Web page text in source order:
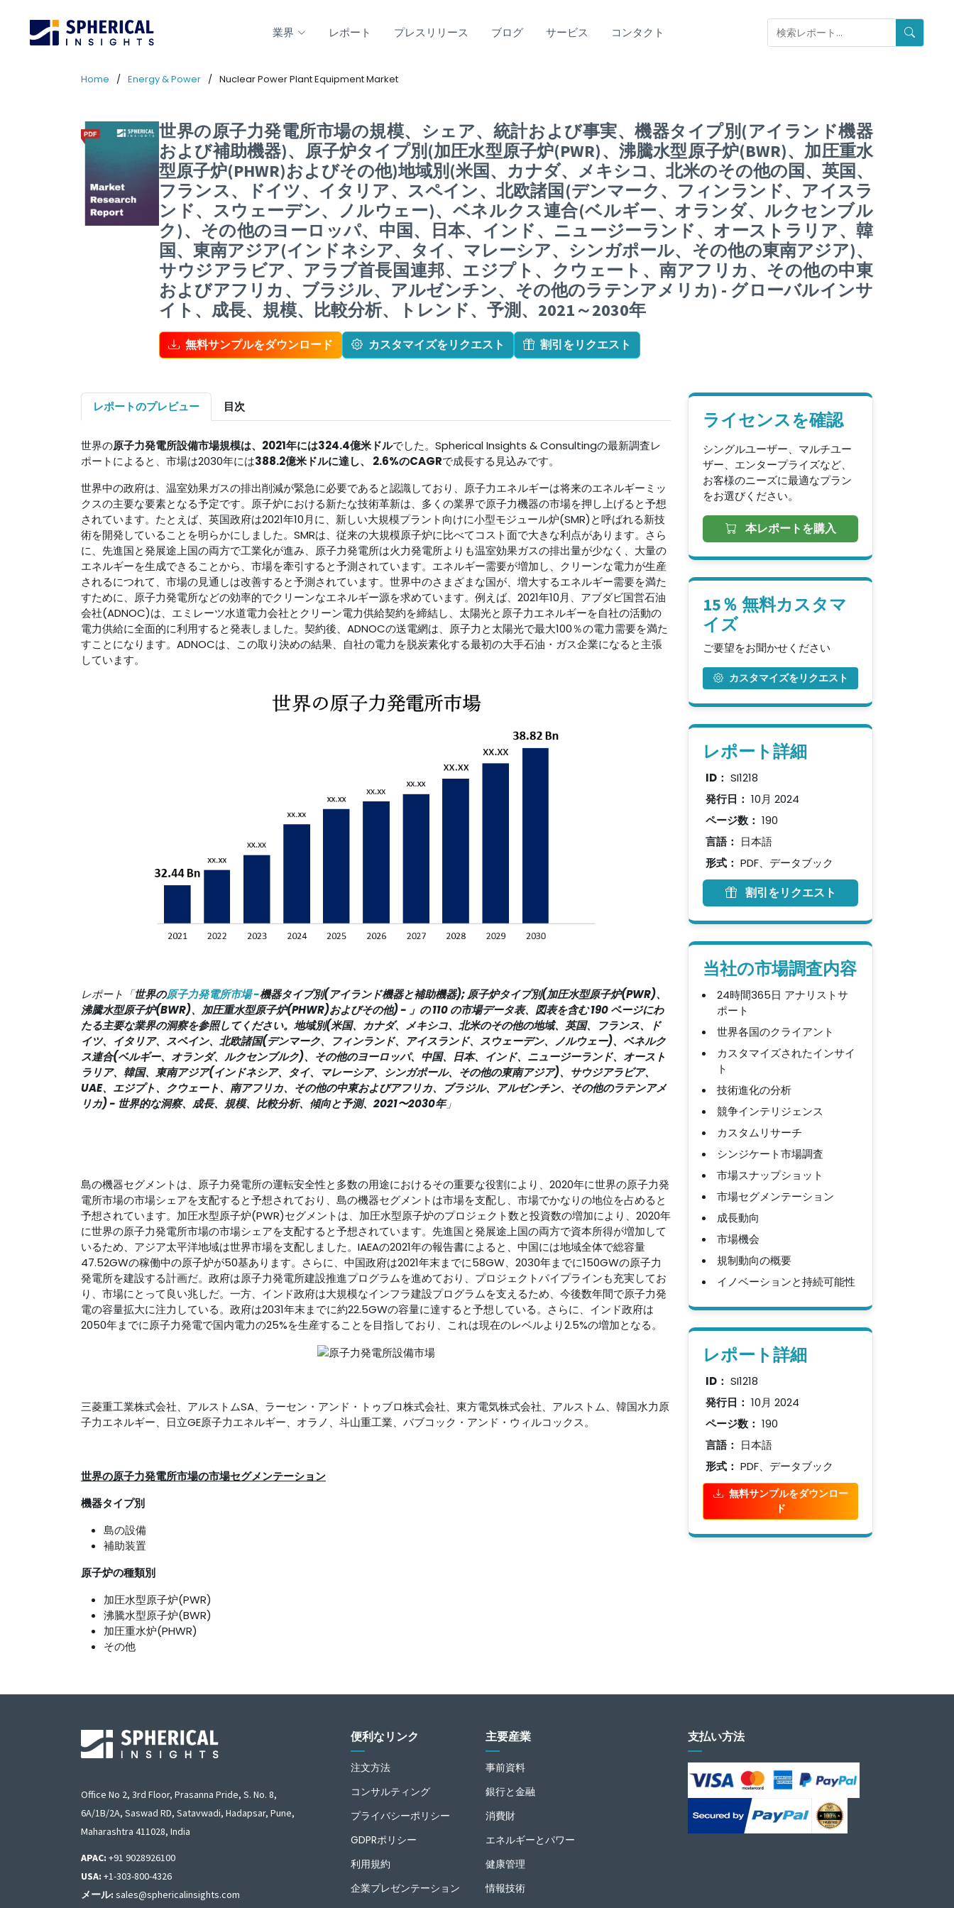
業界 レポート プレスリリース ブログ サービス コンタクト
Home Energy & Power Nuclear Power Plant Equipment Market
世界の原子力発電所市場の規模、シェア、統計および事実、機器タイプ別(アイランド機器
および補助機器)、原子炉タイプ別(加圧水型原子炉(PWR)、沸騰水型原子炉(BWR)、加圧重水
型原子炉(PHWR)およびその他)地域別(米国、カナダ、メキシコ、北米のその他の国、英国、
フランス、ドイツ、イタリア、スペイン、北欧諸国(デンマーク、フィンランド、アイスラ
ンド、スウェーデン、ノルウェー)、ベネルクス連合(ベルギー、オランダ、ルクセンブル
ク)、その他のヨーロッパ、中国、日本、インド、ニュージーランド、オーストラリア、韓
国、東南アジア(インドネシア、タイ、マレーシア、シンガポール、その他の東南アジア)、
サウジアラビア、アラブ首長国連邦、エジプト、クウェート、南アフリカ、その他の中東
およびアフリカ、ブラジル、アルゼンチン、その他のラテンアメリカ) - グローバルインサ
イト、成長、規模、比較分析、トレンド、予測、2021～2030年
無料サンプルをダウンロード カスタマイズをリクエスト 割引をリクエスト
レポートのプレビュー 目次
世界の原子力発電所設備市場規模は、2021年には324.4億米ドルでした。Spherical Insights & Consultingの最新調査レ
ポートによると、市場は2030年には388.2億米ドルに達し、 2.6%のCAGRで成長する見込みです。
世界中の政府は、温室効果ガスの排出削減が緊急に必要であると認識しており、原子力エネルギーは将来のエネルギーミッ
クスの主要な要素となる予定です。原子炉における新たな技術革新は、多くの業界で原子力機器の市場を押し上げると予想
されています。たとえば、英国政府は2021年10月に、新しい大規模プラント向けに小型モジュール炉(SMR)と呼ばれる新技
術を開発していることを明らかにしました。SMRは、従来の大規模原子炉に比べてコスト面で大きな利点があります。さら
に、先進国と発展途上国の両方で工業化が進み、原子力発電所は火力発電所よりも温室効果ガスの排出量が少なく、大量の
エネルギーを生成できることから、市場を牽引すると予測されています。エネルギー需要が増加し、クリーンな電力が生産
されるにつれて、市場の見通しは改善すると予測されています。世界中のさまざまな国が、増大するエネルギー需要を満た
すために、原子力発電所などの効率的でクリーンなエネルギー源を求めています。例えば、2021年10月、アブダビ国営石油
会社(ADNOC)は、エミレーツ水道電力会社とクリーン電力供給契約を締結し、太陽光と原子力エネルギーを自社の活動の
電力供給に全面的に利用すると発表しました。契約後、ADNOCの送電網は、原子力と太陽光で最大100％の電力需要を満た
すことになります。ADNOCは、この取り決めの結果、自社の電力を脱炭素化する最初の大手石油・ガス企業になると主張
しています。
レポート「世界の原子力発電所市場 -機器タイプ別(アイランド機器と補助機器); 原子炉タイプ別(加圧水型原子炉(PWR)、
沸騰水型原子炉(BWR)、加圧重水型原子炉(PHWR)およびその他) - 」の 110 の市場データ表、図表を含む 190 ページにわ
たる主要な業界の洞察を参照してください。地域別(米国、カナダ、メキシコ、北米のその他の地域、英国、フランス、ド
イツ、イタリア、スペイン、北欧諸国(デンマーク、フィンランド、アイスランド、スウェーデン、ノルウェー)、ベネルク
ス連合(ベルギー、オランダ、ルクセンブルク)、その他のヨーロッパ、中国、日本、インド、ニュージーランド、オースト
ラリア、韓国、東南アジア(インドネシア、タイ、マレーシア、シンガポール、その他の東南アジア)、サウジアラビア、
UAE、エジプト、クウェート、南アフリカ、その他の中東およびアフリカ、ブラジル、アルゼンチン、その他のラテンアメ
リカ) - 世界的な洞察、成長、規模、比較分析、傾向と予測、2021〜2030年」
島の機器セグメントは、原子力発電所の運転安全性と多数の用途におけるその重要な役割により、2020年に世界の原子力発
電所市場の市場シェアを支配すると予想されており、島の機器セグメントは市場を支配し、市場でかなりの地位を占めると
予想されています。加圧水型原子炉(PWR)セグメントは、加圧水型原子炉のプロジェクト数と投資数の増加により、2020年
に世界の原子力発電所市場の市場シェアを支配すると予想されています。先進国と発展途上国の両方で資本所得が増加して
いるため、アジア太平洋地域は世界市場を支配しました。IAEAの2021年の報告書によると、中国には地域全体で総容量
47.52GWの稼働中の原子炉が50基あります。さらに、中国政府は2021年末までに58GW、2030年までに150GWの原子力
発電所を建設する計画だ。政府は原子力発電所建設推進プログラムを進めており、プロジェクトパイプラインも充実してお
り、市場にとって良い兆しだ。一方、インド政府は大規模なインフラ建設プログラムを支えるため、今後数年間で原子力発
電の容量拡大に注力している。政府は2031年末までに約22.5GWの容量に達すると予想している。さらに、インド政府は
2050年までに原子力発電で国内電力の25%を生産することを目指しており、これは現在のレベルより2.5%の増加となる。
三菱重工業株式会社、アルストムSA、ラーセン・アンド・トゥブロ株式会社、東方電気株式会社、アルストム、韓国水力原
子力エネルギー、日立GE原子力エネルギー、オラノ、斗山重工業、バブコック・アンド・ウィルコックス。
世界の原子力発電所市場の市場セグメンテーション
機器タイプ別
島の設備
補助装置
原子炉の種類別
加圧水型原子炉(PWR)
沸騰水型原子炉(BWR)
加圧重水炉(PHWR)
その他
ライセンスを確認
シングルユーザー、マルチユー
ザー、エンタープライズなど、
お客様のニーズに最適なプラン
をお選びください。
本レポートを購入
15％ 無料カスタマ
イズ
ご要望をお聞かせください
カスタマイズをリクエスト
レポート詳細
ID： SI1218
発行日： 10月 2024
ページ数： 190
言語： 日本語
形式： PDF、データブック
割引をリクエスト
当社の市場調査内容
24時間365日 アナリストサ
ポート
世界各国のクライアント
カスタマイズされたインサイ
ト
技術進化の分析
競争インテリジェンス
カスタムリサーチ
シンジケート市場調査
市場スナップショット
市場セグメンテーション
成長動向
市場機会
規制動向の概要
イノベーションと持続可能性
レポート詳細
ID： SI1218
発行日： 10月 2024
ページ数： 190
言語： 日本語
形式： PDF、データブック
無料サンプルをダウンロー
ド
Office No 2, 3rd Floor, Prasanna Pride, S. No. 8,
6A/1B/2A, Saswad RD, Satavwadi, Hadapsar, Pune,
Maharashtra 411028, India
APAC: +91 9028926100
USA: +1-303-800-4326
メール: sales@sphericalinsights.com
便利なリンク
注文方法
コンサルティング
プライバシーポリシー
GDPRポリシー
利用規約
企業プレゼンテーション
主要産業
事前資料
銀行と金融
消費財
エネルギーとパワー
健康管理
情報技術
支払い方法